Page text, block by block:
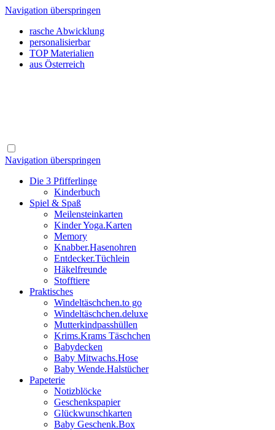
Navigation überspringen
rasche Abwicklung
personalisierbar
TOP Materialien
aus Österreich
Navigation überspringen
Die 3 Pfifferlinge
Kinderbuch
Spiel & Spaß
Meilensteinkarten
Kinder Yoga.Karten
Memory
Knabber.Hasenohren
Entdecker.Tüchlein
Häkelfreunde
Stofftiere
Praktisches
Windeltäschchen.to go
Windeltäschchen.deluxe
Mutterkindpasshüllen
Krims.Krams Täschchen
Babydecken
Baby Mitwachs.Hose
Baby Wende.Halstücher
Papeterie
Notizblöcke
Geschenkspapier
Glückwunschkarten
Baby Geschenk.Box